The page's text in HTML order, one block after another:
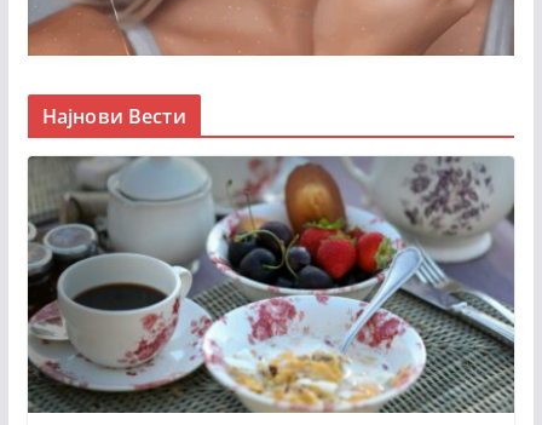
Најнови Вести